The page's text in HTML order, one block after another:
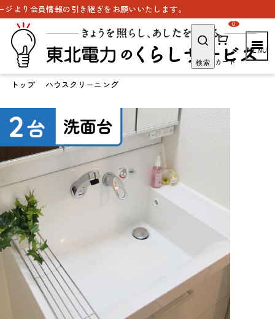
引き継ぎをお願いいたします。
検索 カート
0
トップ ハウスクリーニング